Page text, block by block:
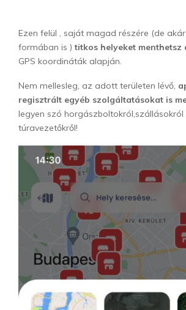
Ezen felül , saját magad részére (de
formában is )titkos helyeket menthetsz
GPS koordináták alapján.
Nem mellesleg, az adott területen lévő,
regisztrált egyéb szolgáltatásokat is
legyen szó horgászboltokról,szállásokról
túravezetőkről!